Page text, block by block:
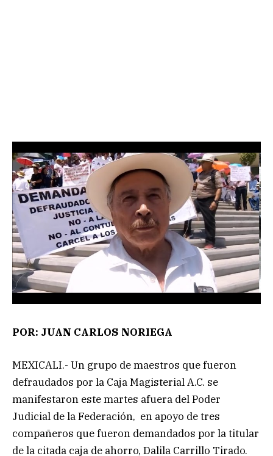
POR: JUAN CARLOS NORIEGA
MEXICALI.- Un grupo de maestros que fueron
defraudados por la Caja Magisterial A.C. se
manifestaron este martes afuera del Poder
Judicial de la Federación, en apoyo de tres
compañeros que fueron demandados por la titular
de la citada caja de ahorro, Dalila Carrillo Tirado.